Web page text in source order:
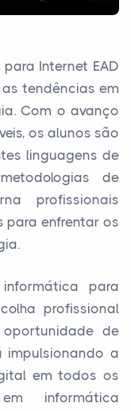
Internet EAD
tendências em
Com o avanço
os alunos são
linguagens de
de
profissionais
enfrentar os
para
profissional
de
a
em todos os
informática